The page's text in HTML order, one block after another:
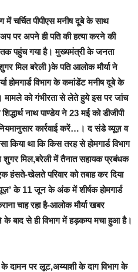
में चर्चित पीपीएस मनीष दूबे के साथ
पर अपने ही पति की हत्या करने की
पहुंच गया है। मुख्यमंत्री के जनता
मिल बरेली )के पति आलोक मौर्या ने
होमगार्ड विभाग के कमांडेंट मनीष दूबे के
मामले को गंभीरता से लेते हुये इस पर जांच
नाथ पाण्डेय ने 23 मई को डीजीपी
कार्रवाई करें…। द संडे व्यूज़ व
था कि किस तरह से होमगार्ड विभाग
शुगर मिल,बरेली में तैनात सहायक प्रबंधक
हंसते-खेलते परिवार को तबाह कर दिया
के 11 जून के अंक में शीर्षक होमगार्ड
चाह रहा है-आलोक मौर्या खबर
के बाद से ही विभाग में हड़कम्प मचा हुआ है।
दामन पर लूट,अय्याशी के दाग विभाग के